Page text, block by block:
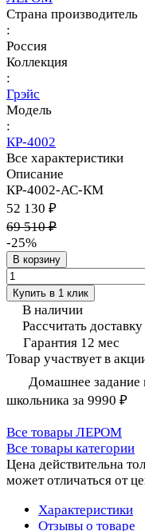
Страна производитель
:
Россия
Коллекция
:
Грэйс
Модель
:
КР-4002
Все характеристики
Описание
КР-4002-АС-КМ
52 130 ₽
69 510 ₽
-25%
В корзину
Купить в 1 клик
В наличии
Рассчитать доставку
Гарантия 12 мес
Товар участвует в
Домашнее задание
школьника за 9990 ₽
Все товары ЛЕРОМ
Все товары категории
Цена действительна
может отличаться от
Характеристики
Отзывы о товаре